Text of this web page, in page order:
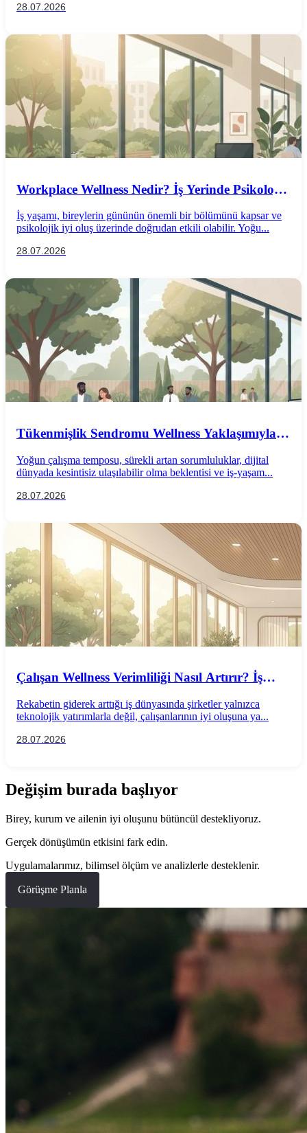
28.07.2026
Workplace Wellness Nedir? İş Yerinde Psikolojik
İş yaşamı, bireylerin gününün önemli bir bölümünü kapsar ve
psikolojik iyi oluş üzerinde doğrudan etkili olabilir. Yoğu...
28.07.2026
Tükenmişlik Sendromu Wellness Yaklaşımıyla
Yoğun çalışma temposu, sürekli artan sorumluluklar, dijital
dünyada kesintisiz ulaşılabilir olma beklentisi ve iş-yaşam...
28.07.2026
Çalışan Wellness Verimliliği Nasıl Artırır? İş
Uygulamaları
Rekabetin giderek arttığı iş dünyasında şirketler yalnızca
teknolojik yatırımlarla değil, çalışanlarının iyi oluşuna ya...
28.07.2026
Değişim burada başlıyor
Birey, kurum ve ailenin iyi oluşunu bütüncül destekliyoruz.
Gerçek dönüşümün etkisini fark edin.
Uygulamalarımız, bilimsel ölçüm ve analizlerle desteklenir.
Görüşme Planla